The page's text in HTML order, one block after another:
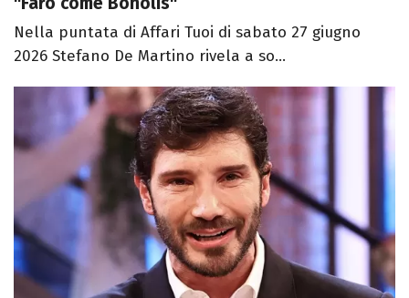
Nella puntata di Affari Tuoi di sabato 27 giugno
2026 Stefano De Martino rivela a so...